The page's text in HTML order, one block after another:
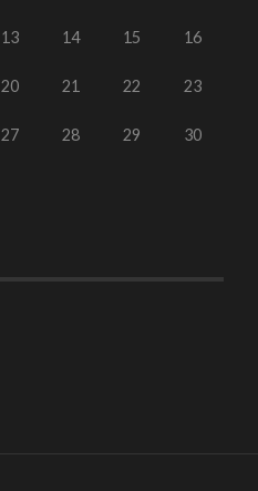
13 14 15 16
20 21 22 23
27 28 29 30